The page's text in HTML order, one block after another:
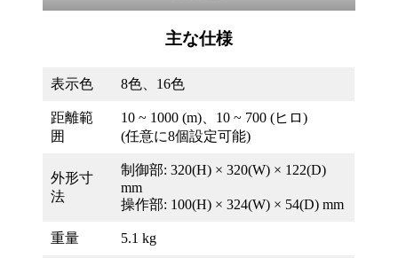
主な仕様
表示色 8色、16色
距離範
囲
10 ~ 1000 (m)、10 ~ 700 (ヒロ)
(任意に8個設定可能)
外形寸
法
制御部: 320(H) × 320(W) × 122(D)
mm
操作部: 100(H) × 324(W) × 54(D) mm
重量 5.1 kg